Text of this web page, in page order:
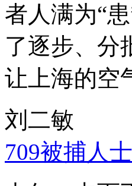
者人满为“
了逐步、分
让上海的空
刘二敏
709被捕人